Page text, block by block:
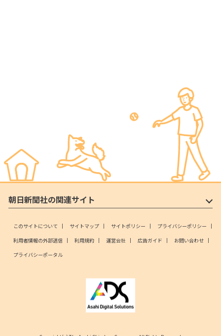
朝日新聞社の関連サイト
このサイトについて サイトマップ サイトポリシー
プライバシーポリシー
利用者情報の外部送信
利用規約 運営会社 広告ガイド
お問い合わせ
プライバシーポータル